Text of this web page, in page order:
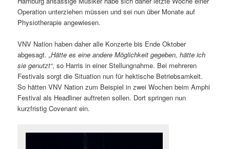
Operation unterziehen müssen und sei nun über Monate auf
Physiotherapie angewiesen.
VNV Nation haben daher alle Konzerte bis Ende Oktober
abgesagt.„Hätte es eine andere Möglichkeit gegeben, hätte ich
sie genutzt“, so Harris in einer Stellungnahme. Bei mehreren
Festivals sorgt die Situation nun für hektische Betriebsamkeit.
So hätten VNV Nation zum Beispiel in zwei Wochen beim Amphi
Festival als Headliner auftreten sollen. Dort springen nun
kurzfristig Covenant ein.